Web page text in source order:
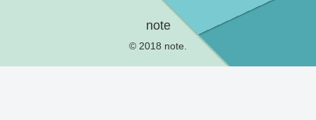
note
© 2018 note.